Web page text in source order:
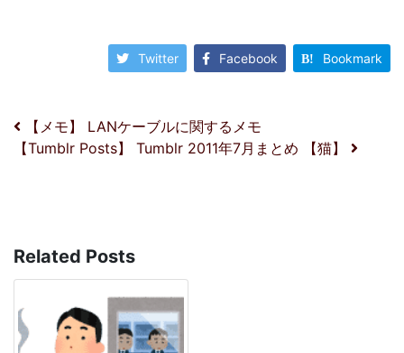
Twitter Facebook Bookmark
投稿ナビゲーション
【メモ】 LANケーブルに関するメモ
【Tumblr Posts】 Tumblr 2011年7月まとめ 【猫】
Related Posts